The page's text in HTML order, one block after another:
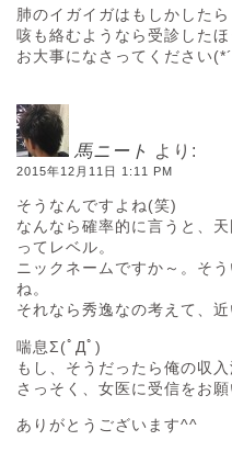
肺のイガイガはもしかした
咳も絡むようなら受診したほ
お大事になさってください
馬ニート より:
2015年12月11日 1:11 PM
そうなんですよね(笑)
なんなら確率的に言うと、
ってレベル。
ニックネームですか～。そ
ね。
それなら秀逸なの考えて、
喘息Σ(ﾟДﾟ)
もし、そうだったら俺の収入
さっそく、女医に受信をお
ありがとうございます^^